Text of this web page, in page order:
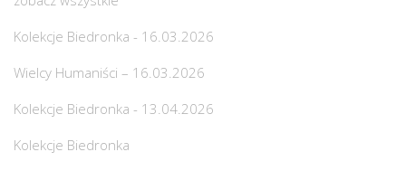
Kolekcje Biedronka - 16.03.2026
Wielcy Humaniści – 16.03.2026
Kolekcje Biedronka - 13.04.2026
Kolekcje Biedronka